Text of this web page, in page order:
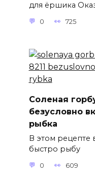
для ёршика
0 725
Соленая
безусловно
рыбка
В этом рецепте
быстро рыбу
0 609